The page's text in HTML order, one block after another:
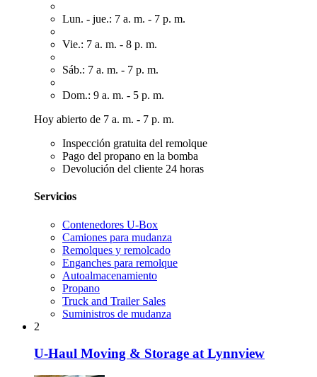
Lun. - jue.: 7 a. m. - 7 p. m.
Vie.: 7 a. m. - 8 p. m.
Sáb.: 7 a. m. - 7 p. m.
Dom.: 9 a. m. - 5 p. m.
Hoy abierto de 7 a. m. - 7 p. m.
Inspección gratuita del remolque
Pago del propano en la bomba
Devolución del cliente 24 horas
Servicios
Contenedores U-Box
Camiones para mudanza
Remolques y remolcado
Enganches para remolque
Autoalmacenamiento
Propano
Truck and Trailer Sales
Suministros de mudanza
2
U-Haul Moving & Storage at Lynnview